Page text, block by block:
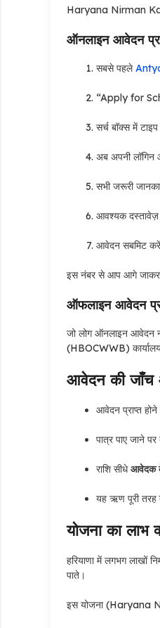
Haryana Nirman
ऑनलाइन आवेदन
सबसे पहले
“Apply for
सर्च बॉक्स में
अब अपनी लॉगिन
सभी जरूरी
आवश्यक
आवेदन सबमिट
इस नंबर से आप आगे
ऑफलाइन आवेदन
जो लोग ऑनलाइन आवेदन
(HBOCWWB)
आवेदन की
आवेदन प्राप्त
पात्र पाए जाने पर
राशि सीधेआवेदक
यह ऋण पूरी तरह
योजना का लाभ
हरियाणा में लगभग लाखों
पाते।
इस योजना (Haryana